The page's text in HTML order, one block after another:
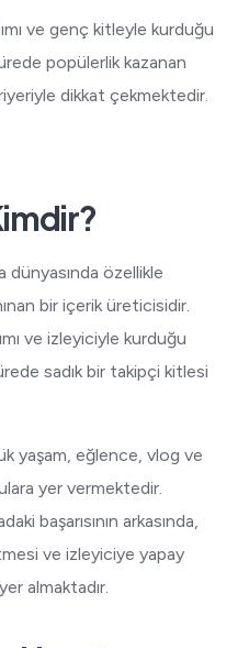
ve genç kitleyle kurduğu
popülerlik kazanan
dikkat çekmektedir.
özellikle
bir içerik üreticisidir.
ve izleyiciyle kurduğu
sadık bir takipçi kitlesi
yaşam, eğlence, vlog ve
yer vermektedir.
başarısının arkasında,
ve izleyiciye yapay
almaktadır.